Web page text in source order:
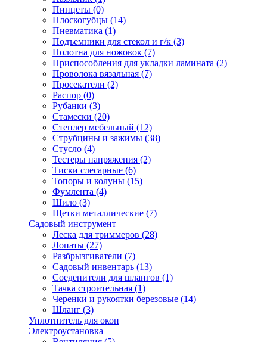
Пинцеты (0)
Плоскогубцы (14)
Пневматика (1)
Подъемники для стекол и г/к (3)
Полотна для ножовок (7)
Приспособления для укладки ламината (2)
Проволока вязальная (7)
Просекатели (2)
Распор (0)
Рубанки (3)
Стамески (20)
Степлер мебельный (12)
Струбцины и зажимы (38)
Стусло (4)
Тестеры напряжения (2)
Тиски слесарные (6)
Топоры и колуны (15)
Фумлента (4)
Шило (3)
Щетки металлические (7)
Садовый инструмент
Леска для триммеров (28)
Лопаты (27)
Разбрызгиватели (7)
Садовый инвентарь (13)
Соеденители для шлангов (1)
Тачка строительная (1)
Черенки и рукоятки березовые (14)
Шланг (3)
Уплотнитель для окон
Электроустановка